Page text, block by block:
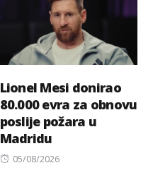
Lionel Mesi donirao
80.000 evra za obnovu
poslije požara u
Madridu
Posted
05/08/2026